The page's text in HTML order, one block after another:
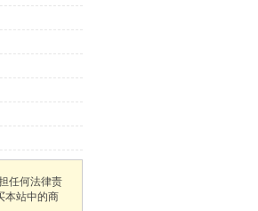
任何法律责
本站中的商